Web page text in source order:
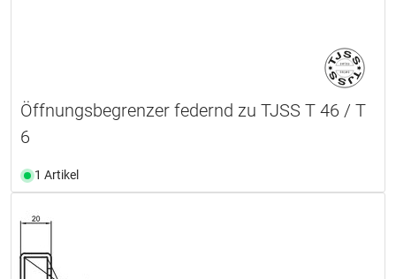
Öffnungsbegrenzer federnd zu TJSS T 46 / T
6
1 Artikel